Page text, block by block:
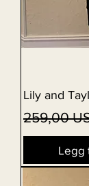
Lily and
Vanlig pris
259,00
Legg